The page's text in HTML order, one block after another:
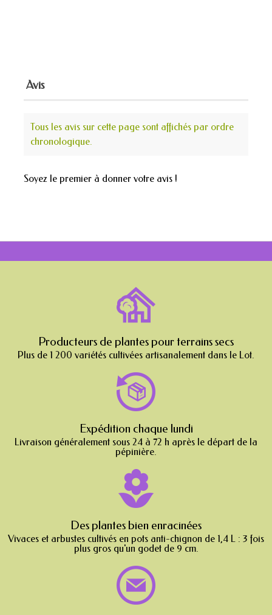
Avis
Tous les avis sur cette page sont affichés par ordre
chronologique.
Soyez le premier à donner votre avis !
Producteurs de plantes pour terrains secs
Plus de 1 200 variétés cultivées artisanalement dans le Lot.
Expédition chaque lundi
Livraison généralement sous 24 à 72 h après le départ de la
pépinière.
Des plantes bien enracinées
Vivaces et arbustes cultivés en pots anti-chignon de 1,4 L : 3 fois
plus gros qu'un godet de 9 cm.